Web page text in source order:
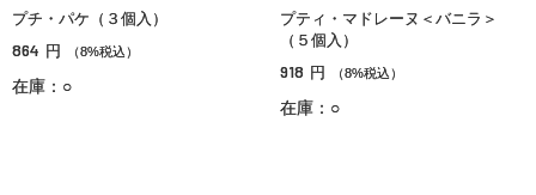
プチ・パケ（３個入）
864 円 （8%税込）
在庫：○
プティ・マドレーヌ＜バニラ＞
（５個入）
918 円 （8%税込）
在庫：○